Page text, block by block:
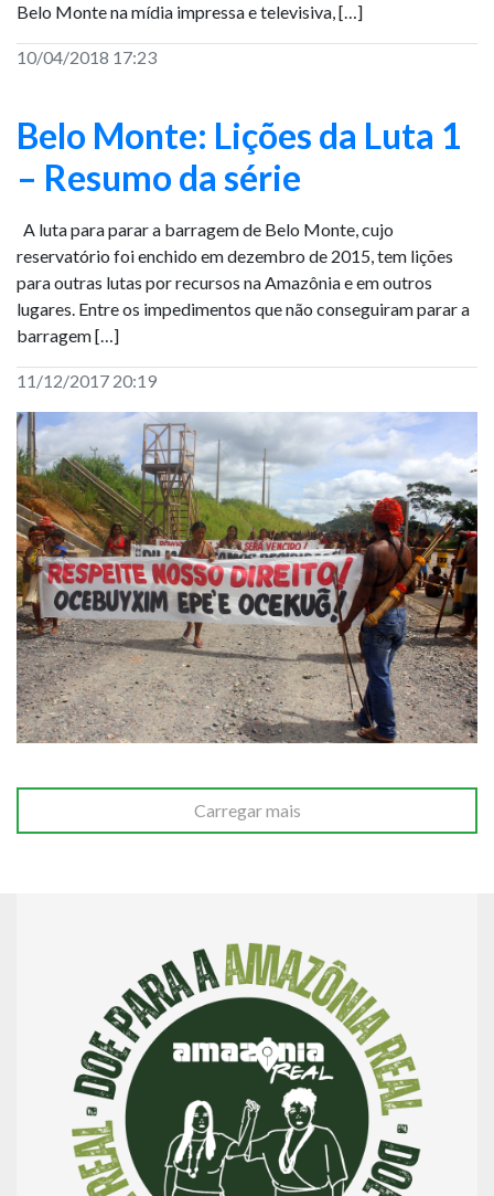
Belo Monte na mídia impressa e televisiva, […]
10/04/2018 17:23
Belo Monte: Lições da Luta 1
– Resumo da série
A luta para parar a barragem de Belo Monte, cujo
reservatório foi enchido em dezembro de 2015, tem lições
para outras lutas por recursos na Amazônia e em outros
lugares. Entre os impedimentos que não conseguiram parar a
barragem […]
11/12/2017 20:19
Carregar mais